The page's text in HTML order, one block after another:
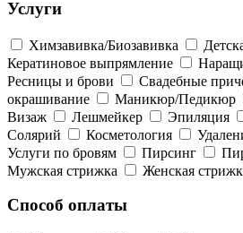
Услуги
Химзавивка/Биозавивка
Кератиновое выпрямление
Ресницы и брови
Свадебные
окрашивание
Маникюр/Педикюр
Визаж
Лешмейкер Эпиляция
Солярий
Косметология
Услуги по бровям
Пирсинг
Мужская стрижка
Женская
Способ оплаты